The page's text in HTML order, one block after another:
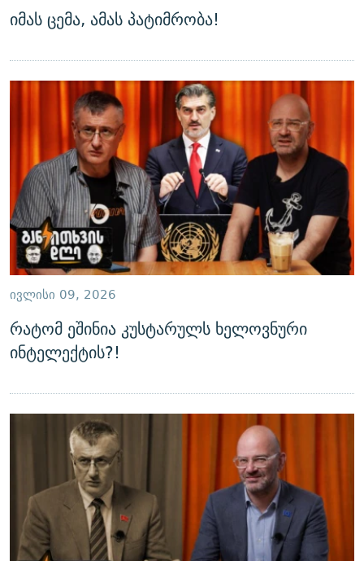
იმას ცემა, ამას პატიმრობა!
ᲘᲕᲚᲘᲡᲘ 09, 2026
რატომ ეშინია კუსტარულს ხელოვნური
ინტელექტის?!